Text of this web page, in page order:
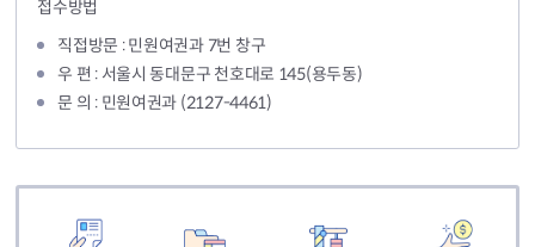
접수방법
직접방문 : 민원여권과 7번 창구
우 편 : 서울시 동대문구 천호대로 145(용두동)
문 의 : 민원여권과 (2127-4461)